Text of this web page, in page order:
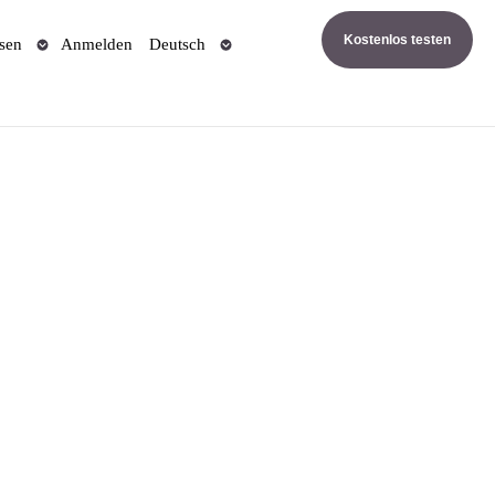
Anmelden Deutsch Kostenlos testen